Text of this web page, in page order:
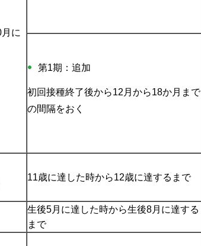
に
第1期：追加
初回接種終了後から12月から18か月まで
の間隔をおく
11歳に達した時から12歳に達するまで
生後5月に達した時から生後8月に達する
まで